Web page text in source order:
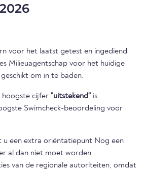
voor het laatst getest en ingediend
Milieuagentschap voor het huidige
geschikt om in te baden.
hoogste cijfer "uitstekend" is
Swimcheck-beoordeling voor
u een extra oriëntatiepunt Nog een
al dan niet moet worden
van de regionale autoriteiten, omdat